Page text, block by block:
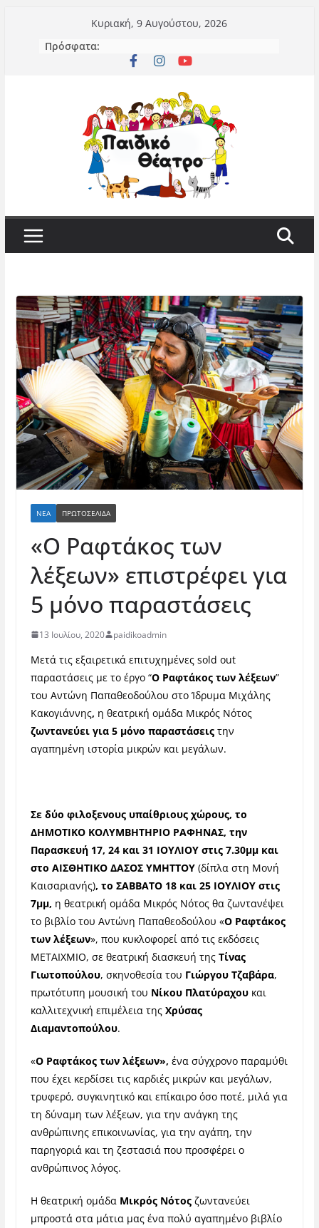
περιεχόμενο
Κυριακή, 9 Αυγούστου, 2026
Πρόσφατα:
ΝΈΑ ΠΡΩΤΟΣΕΛΙΔΑ
«O Ραφτάκος των
λέξεων» επιστρέφει για
5 μόνο παραστάσεις
13 Ιουλίου, 2020 paidikoadmin
Μετά τις εξαιρετικά επιτυχημένες sold out
παραστάσεις με το έργο “Ο Ραφτάκος των λέξεων”
του Αντώνη Παπαθεοδούλου στο Ίδρυμα Μιχάλης
Κακογιάννης, η θεατρική ομάδα Μικρός Νότος
ζωντανεύει για 5 μόνο παραστάσεις την
αγαπημένη ιστορία μικρών και μεγάλων.
Σε δύο φιλοξενους υπαίθριους χώρους, το
ΔΗΜΟΤΙΚΟ ΚΟΛΥΜΒΗΤΗΡΙΟ ΡΑΦΗΝΑΣ, την
Παρασκευή 17, 24 και 31 ΙΟΥΛΙΟΥ στις 7.30μμ και
στο ΑΙΣΘΗΤΙΚΟ ΔΑΣΟΣ ΥΜΗΤΤΟΥ(δίπλα στη Μονή
Καισαριανής), το ΣΑΒΒΑΤΟ 18 και 25 ΙΟΥΛΙΟΥ στις
7μμ, η θεατρική ομάδα Μικρός Νότος θα ζωντανέψει
το βιβλίο του Αντώνη Παπαθεοδούλου «Ο Ραφτάκος
των λέξεων», που κυκλοφορεί από τις εκδόσεις
ΜΕΤΑΙΧΜΙΟ, σε θεατρική διασκευή της Τίνας
Γιωτοπούλου, σκηνοθεσία του Γιώργου Τζαβάρα,
πρωτότυπη μουσική του Νίκου Πλατύραχουκαι
καλλιτεχνική επιμέλεια της Χρύσας
Διαμαντοπούλου.
«Ο Ραφτάκος των λέξεων», ένα σύγχρονο παραμύθι
που έχει κερδίσει τις καρδιές μικρών και μεγάλων,
τρυφερό, συγκινητικό και επίκαιρο όσο ποτέ, μιλά για
τη δύναμη των λέξεων, για την ανάγκη της
ανθρώπινης επικοινωνίας, για την αγάπη, την
παρηγοριά και τη ζεστασιά που προσφέρει ο
ανθρώπινος λόγος.
Η θεατρική ομάδα Μικρός Νότος ζωντανεύει
μπροστά στα μάτια μας ένα πολύ αγαπημένο βιβλίο